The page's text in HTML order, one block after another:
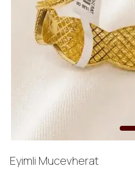
Eyimli Mucevherat